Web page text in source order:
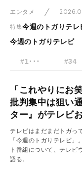
エンタメ
特集今週のトガりテレ
今週のトガりテレビ
#1･･･ #34
「これやりにお
批判集中は狙い
ター』がテレビ
テレビはまだまだトガっ
「今週のトガりテレビ
ト番組について、テレビ
語る。